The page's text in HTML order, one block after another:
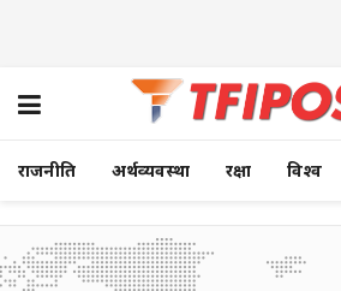
राजनीति अर्थव्यवस्था रक्षा विश्व